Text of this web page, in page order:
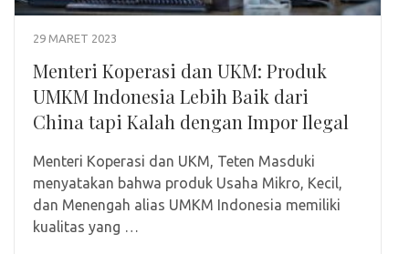
29 MARET 2023
Menteri Koperasi dan UKM: Produk
UMKM Indonesia Lebih Baik dari
China tapi Kalah dengan Impor Ilegal
Menteri Koperasi dan UKM, Teten Masduki
menyatakan bahwa produk Usaha Mikro, Kecil,
dan Menengah alias UMKM Indonesia memiliki
kualitas yang …